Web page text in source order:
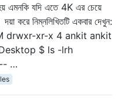
এমনকি যদি এতে 4K এর চেয়ে
করে নিম্নলিখিতটি একবার দেখুন:
drwxr-xr-x 4 ankit ankit
$ ls -lrh
…